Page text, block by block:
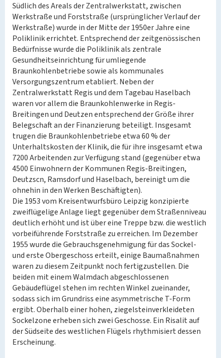
Südlich des Areals der Zentralwerkstatt, zwischen
Werkstraße und Forststraße (ursprünglicher Verlauf der
Werkstraße) wurde in der Mitte der 1950er Jahre eine
Poliklinik errichtet. Entsprechend der zeitgenössischen
Bedürfnisse wurde die Poliklinik als zentrale
Gesundheitseinrichtung für umliegende
Braunkohlenbetriebe sowie als kommunales
Versorgungszentrum etabliert. Neben der
Zentralwerkstatt Regis und dem Tagebau Haselbach
waren vor allem die Braunkohlenwerke in Regis-
Breitingen und Deutzen entsprechend der Größe ihrer
Belegschaft an der Finanzierung beteiligt. Insgesamt
trugen die Braunkohlenbetriebe etwa 60 % der
Unterhaltskosten der Klinik, die für ihre insgesamt etwa
7200 Arbeitenden zur Verfügung stand (gegenüber etwa
4500 Einwohnern der Kommunen Regis-Breitingen,
Deutzscn, Ramsdorf und Haselbach, bereinigt um die
ohnehin in den Werken Beschäftigten).
Die 1953 vom Kreisentwurfsbüro Leipzig konzipierte
zweiflügelige Anlage liegt gegenüber dem Straßenniveau
deutlich erhöht und ist über eine Treppe bzw. die westlich
vorbeiführende Forststraße zu erreichen. Im Dezember
1955 wurde die Gebrauchsgenehmigung für das Sockel-
und erste Obergeschoss erteilt, einige Baumaßnahmen
waren zu diesem Zeitpunkt noch fertigzustellen. Die
beiden mit einem Walmdach abgeschlossenen
Gebäudeflügel stehen im rechten Winkel zueinander,
sodass sich im Grundriss eine asymmetrische T-Form
ergibt. Oberhalb einer hohen, ziegelsteinverkleideten
Sockelzone erheben sich zwei Geschosse. Ein Risalit auf
der Südseite des westlichen Flügels rhythmisiert dessen
Erscheinung.